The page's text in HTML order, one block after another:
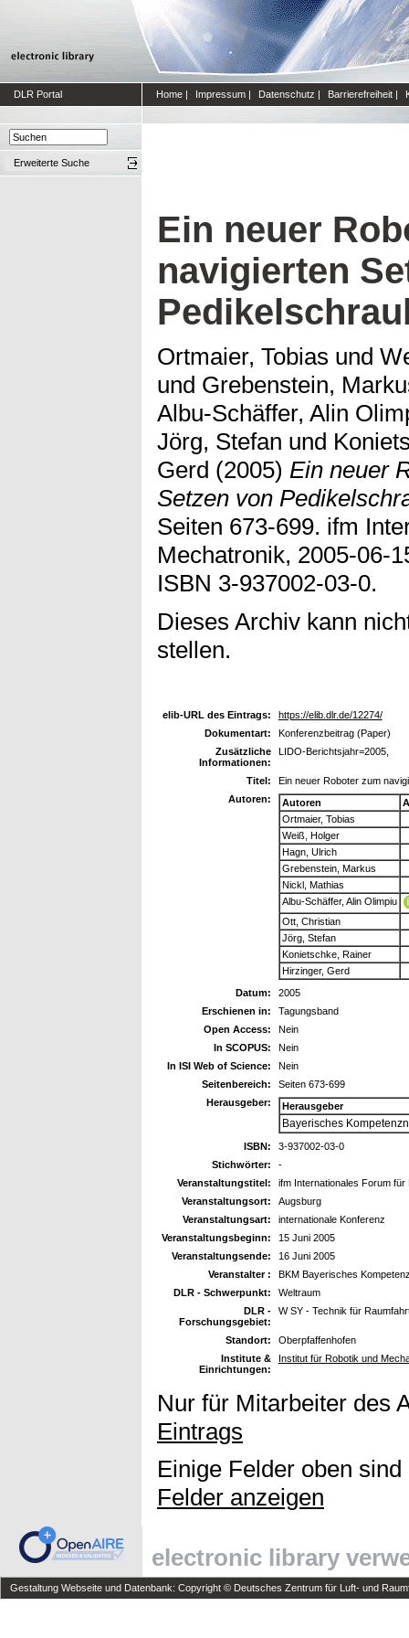
DLR Portal Home | Impressum | Datenschutz | Barrierefreiheit |
Erweiterte Suche
Ein neuer
navigierten
Ortmaier, Tobias und
und Grebenstein,
Albu-Schäffer, Alin
Jörg, Stefan und
Gerd (2005) Ein neuer
Setzen von
Seiten 673-699. ifm
Mechatronik, 2005-06-
ISBN 3-937002-03-0.
Dieses Archiv kann
stellen.
elib-URL des Eintrags:
https://elib.dlr.de/12274/
Dokumentart:
Konferenzbeitrag (Paper)
Zusätzliche
Informationen:
LIDO-Berichtsjahr=2005,
Titel:
Ein neuer Roboter zum
Autoren:
Autoren
Ortmaier, Tobias
Weiß, Holger
Hagn, Ulrich
Grebenstein, Markus
Nickl, Mathias
Albu-Schäffer, Alin Olimpiu
Ott, Christian
Jörg, Stefan
Konietschke, Rainer
Hirzinger, Gerd
Datum:
2005
Erschienen in:
Tagungsband
Open Access:
Nein
In SCOPUS:
Nein
In ISI Web of Science:
Nein
Seitenbereich:
Seiten 673-699
Herausgeber:
Herausgeber
Bayerisches
ISBN:
3-937002-03-0
Stichwörter:
-
Veranstaltungstitel:
ifm Internationales Forum für
Veranstaltungsort:
Augsburg
Veranstaltungsart:
internationale Konferenz
Veranstaltungsbeginn:
15 Juni 2005
Veranstaltungsende:
16 Juni 2005
Veranstalter :
BKM Bayerisches
DLR - Schwerpunkt:
Weltraum
DLR -
Forschungsgebiet:
W SY - Technik für
Standort:
Oberpfaffenhofen
Institute &
Einrichtungen:
Institut für Robotik und
Nur für Mitarbeiter des
Eintrags
Einige Felder oben
Felder anzeigen
electronic library
Gestaltung Webseite und Datenbank: Copyright © Deutsches Zentrum für Luft- und